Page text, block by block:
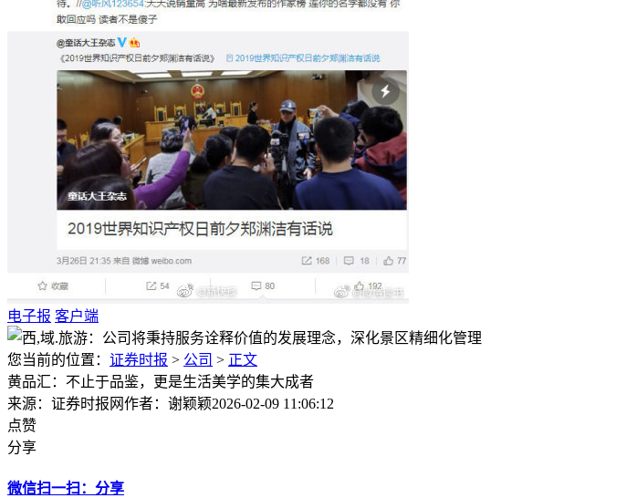
电子报 客户端
您当前的位置： 证券时报 > 公司 > 正文
黄品汇：不止于品鉴，更是生活美学的集大成者
来源：证券时报网作者：谢颖颖2026-02-09 11:06:12
点赞
分享
微信扫一扫：分享